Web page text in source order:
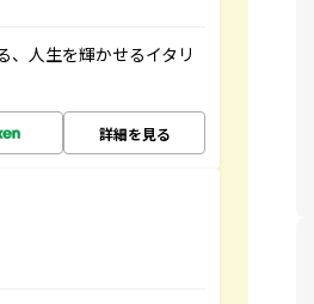
、人生を輝かせるイタリ
詳細を見る